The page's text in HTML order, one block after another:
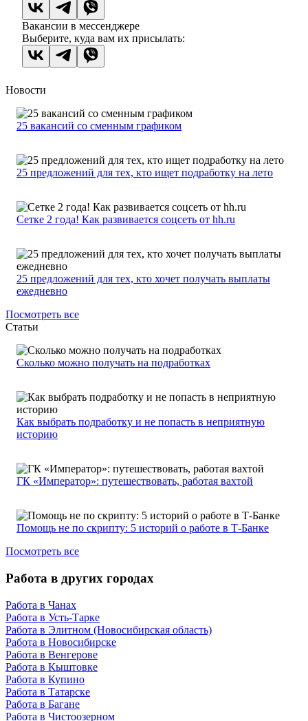
Вакансии в мессенджере
Выберите, куда вам их присылать:
Новости
25 вакансий со сменным графиком
25 предложений для тех, кто ищет подработку на лето
Сетке 2 года! Как развивается соцсеть от hh.ru
25 предложений для тех, кто хочет получать выплаты
ежедневно
Посмотреть все
Статьи
Сколько можно получать на подработках
Как выбрать подработку и не попасть в неприятную
историю
ГК «Император»: путешествовать, работая вахтой
Помощь не по скрипту: 5 историй о работе в Т-Банке
Посмотреть все
Работа в других городах
Работа в Чанах
Работа в Усть-Тарке
Работа в Элитном (Новосибирская область)
Работа в Новосибирске
Работа в Венгерове
Работа в Кыштовке
Работа в Купино
Работа в Татарске
Работа в Багане
Работа в Чистоозерном